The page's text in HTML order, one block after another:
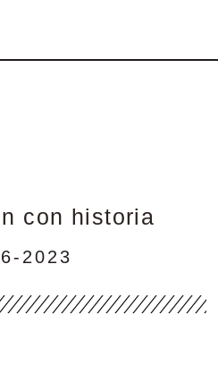
con historia
2023